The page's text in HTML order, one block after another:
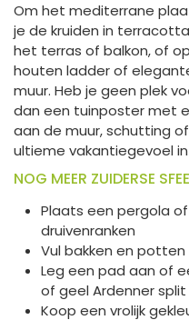
Om het mediterrane
je de kruiden in
het terras of balkon, of
houten ladder of
muur. Heb je geen plek
dan een tuinposter met
aan de muur, schutting
ultieme vakantiegevoel
NOG MEER ZUIDERSE
Plaats een pergola
druivenranken
Vul bakken en
Leg een pad aan of
of geel Ardenner split
Koop een vrolijk